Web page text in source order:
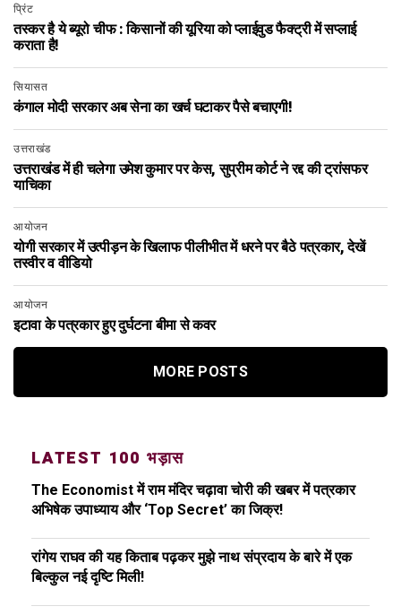
प्रिंट
तस्कर है ये ब्यूरो चीफ : किसानों की यूरिया को प्लाईवुड फैक्ट्री में सप्लाई
कराता है!
सियासत
कंगाल मोदी सरकार अब सेना का खर्च घटाकर पैसे बचाएगी!
उत्तराखंड
उत्तराखंड में ही चलेगा उमेश कुमार पर केस, सुप्रीम कोर्ट ने रद्द की ट्रांसफर
याचिका
आयोजन
योगी सरकार में उत्पीड़न के खिलाफ पीलीभीत में धरने पर बैठे पत्रकार, देखें
तस्वीर व वीडियो
आयोजन
इटावा के पत्रकार हुए दुर्घटना बीमा से कवर
MORE POSTS
LATEST 100 भड़ास
The Economist में राम मंदिर चढ़ावा चोरी की खबर में पत्रकार
अभिषेक उपाध्याय और ‘Top Secret’ का जिक्र!
रांगेय राघव की यह किताब पढ़कर मुझे नाथ संप्रदाय के बारे में एक
बिल्कुल नई दृष्टि मिली!